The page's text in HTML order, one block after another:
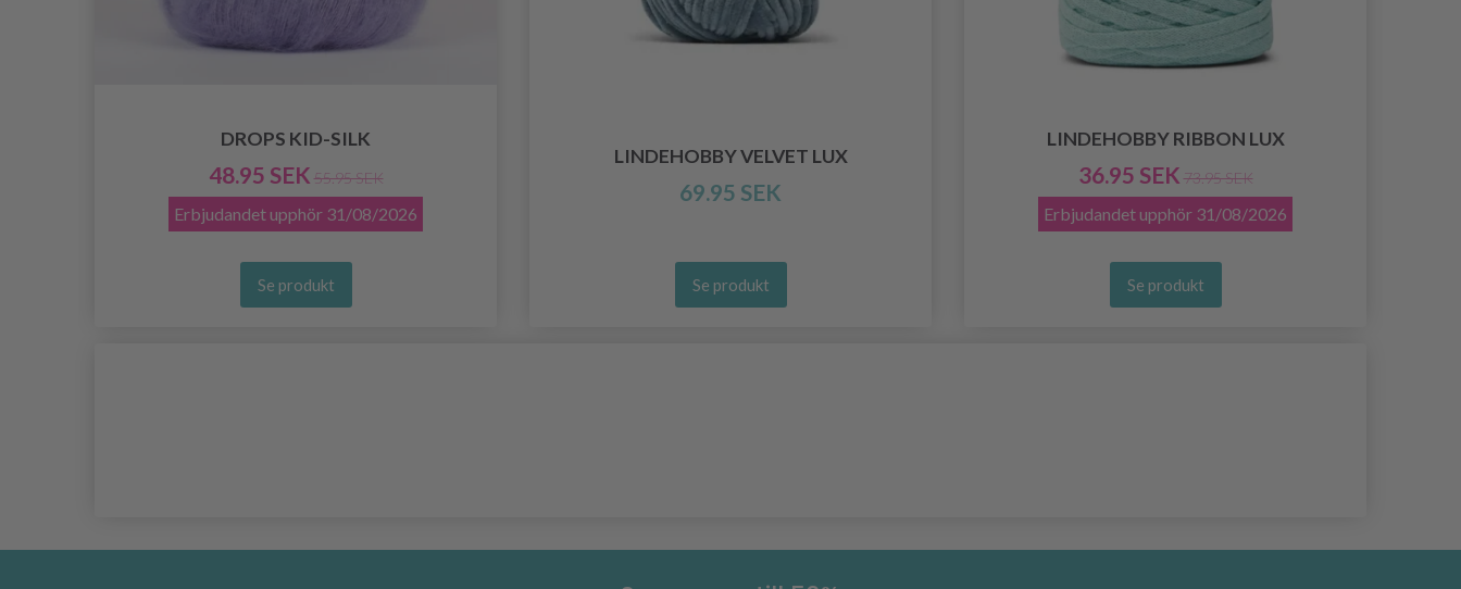
DROPS KID-SILK
48.95 SEK 55.95 SEK
Erbjudandet upphör 31/08/2026
Se produkt
LINDEHOBBY VELVET LUX
69.95 SEK
Se produkt
LINDEHOBBY RIBBON LUX
36.95 SEK 73.95 SEK
Erbjudandet upphör 31/08/2026
Se produkt